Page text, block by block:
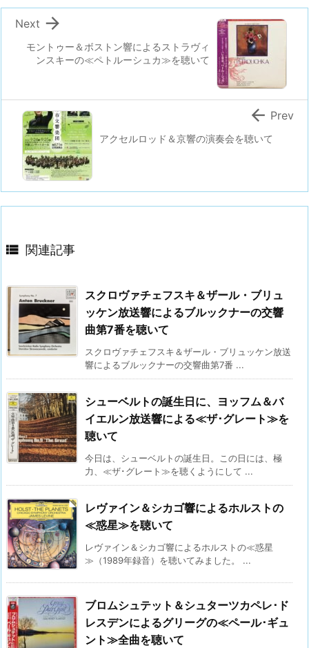
モントゥー＆ボストン響によるストラヴィ
ンスキーの≪ペトルーシュカ≫を聴いて

Next
アクセルロッド＆京響の演奏会を聴いて
 Prev
 関連記事
スクロヴァチェフスキ＆ザール・ブリュ
ッケン放送響によるブルックナーの交響
曲第7番を聴いて
スクロヴァチェフスキ＆ザール・ブリュッケン放送
響によるブルックナーの交響曲第7番 ...
シューベルトの誕生日に、ヨッフム＆バ
イエルン放送響による≪ザ･グレート≫を
聴いて
今日は、シューベルトの誕生日。この日には、極
力、≪ザ･グレート≫を聴くようにして ...
レヴァイン＆シカゴ響によるホルストの
≪惑星≫を聴いて
レヴァイン＆シカゴ響によるホルストの≪惑星
≫（1989年録音）を聴いてみました。 ...
ブロムシュテット＆シュターツカペレ･ド
レスデンによるグリーグの≪ペール･ギュ
ント≫全曲を聴いて